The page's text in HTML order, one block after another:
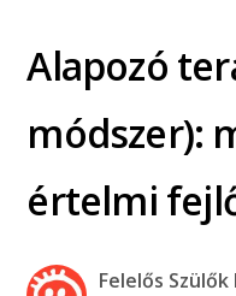
Alapozó
módszer):
értelmi
Felelős Szülők